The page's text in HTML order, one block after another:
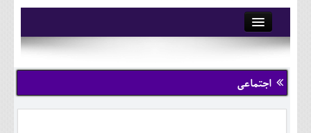
آرشیو
تماس با ما
وبلاگ
اجتماعی